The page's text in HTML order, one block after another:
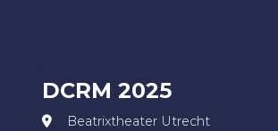
DCRM 2025
Beatrixtheater Utrecht